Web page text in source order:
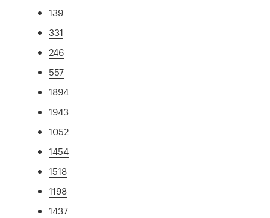
139
331
246
557
1894
1943
1052
1454
1518
1198
1437